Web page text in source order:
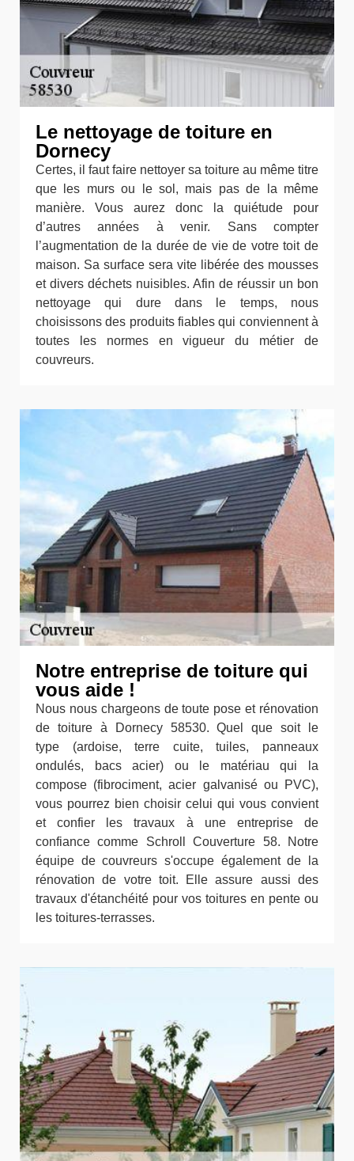
Le nettoyage de toiture en
Dornecy
Certes, il faut faire nettoyer sa toiture au même titre
que les murs ou le sol, mais pas de la même
manière. Vous aurez donc la quiétude pour
d’autres années à venir. Sans compter
l’augmentation de la durée de vie de votre toit de
maison. Sa surface sera vite libérée des mousses
et divers déchets nuisibles. Afin de réussir un bon
nettoyage qui dure dans le temps, nous
choisissons des produits fiables qui conviennent à
toutes les normes en vigueur du métier de
couvreurs.
Notre entreprise de toiture qui
vous aide !
Nous nous chargeons de toute pose et rénovation
de toiture à Dornecy 58530. Quel que soit le
type (ardoise, terre cuite, tuiles, panneaux
ondulés, bacs acier) ou le matériau qui la
compose (fibrociment, acier galvanisé ou PVC),
vous pourrez bien choisir celui qui vous convient
et confier les travaux à une entreprise de
confiance comme Schroll Couverture 58. Notre
équipe de couvreurs s'occupe également de la
rénovation de votre toit. Elle assure aussi des
travaux d'étanchéité pour vos toitures en pente ou
les toitures-terrasses.